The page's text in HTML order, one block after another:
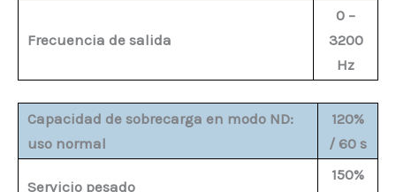
Frecuencia de salida
0 –
3200
Hz
Capacidad de sobrecarga en modo ND:
uso normal
120%
/ 60 s
Servicio pesado
150%